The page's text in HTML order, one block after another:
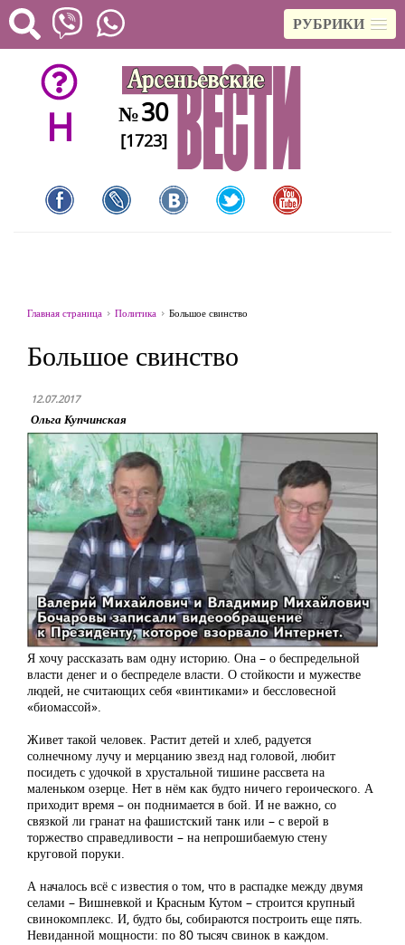
РУБРИКИ
H №30
[1723]
Главная страница Политика Большое свинство
Большое свинство
12.07.2017
Ольга Купчинская
Я хочу рассказать вам одну историю. Она – о беспредельной
власти денег и о беспределе власти. О стойкости и мужестве
людей, не считающих себя «винтиками» и бессловесной
«биомассой».
Живет такой человек. Растит детей и хлеб, радуется
солнечному лучу и мерцанию звезд над головой, любит
посидеть с удочкой в хрустальной тишине рассвета на
маленьком озерце. Нет в нём как будто ничего героического. А
приходит время – он поднимается в бой. И не важно, со
связкой ли гранат на фашистский танк или – с верой в
торжество справедливости – на непрошибаемую стену
круговой поруки.
А началось всё с известия о том, что в распадке между двумя
селами – Вишневкой и Красным Кутом – строится крупный
свинокомплекс. И, будто бы, собираются построить еще пять.
Невиданной мощности: по 80 тысяч свинок в каждом.